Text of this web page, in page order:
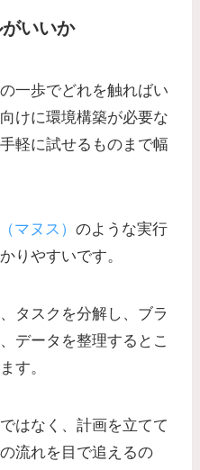
いいか
一歩でどれを触ればい
けに環境構築が必要な
軽に試せるものまで幅
マヌス）のような実行
りやすいです。
タスクを分解し、ブラ
データを整理するとこ
す。
はなく、計画を立てて
流れを目で追えるの